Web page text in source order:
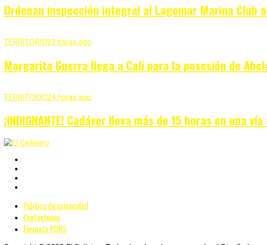
Ordenan inspección integral al Lagomar Marina
TERRITORIO23 horas ago
Margarita Guerra llega a Cali para la posesión de
TERRITORIO24 horas ago
¡INDIGNANTE! Cadáver lleva más de 15 horas en una
Política de privacidad
Contáctenos
Formato PQRS